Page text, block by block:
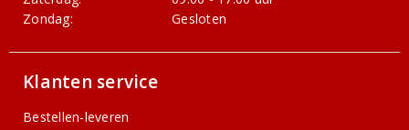
Zondag:
Gesloten
Klanten service
Bestellen-leveren